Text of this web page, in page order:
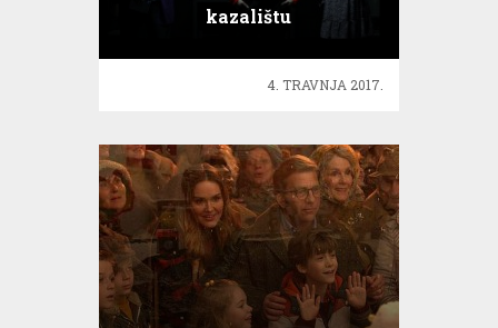
kazalištu
4. TRAVNJA 2017.